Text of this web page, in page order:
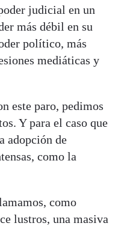
judicial en un
más débil en su
político, más
mediáticas y
este paro, pedimos
Y para el caso que
adopción de
como la
como
lustros, una masiva